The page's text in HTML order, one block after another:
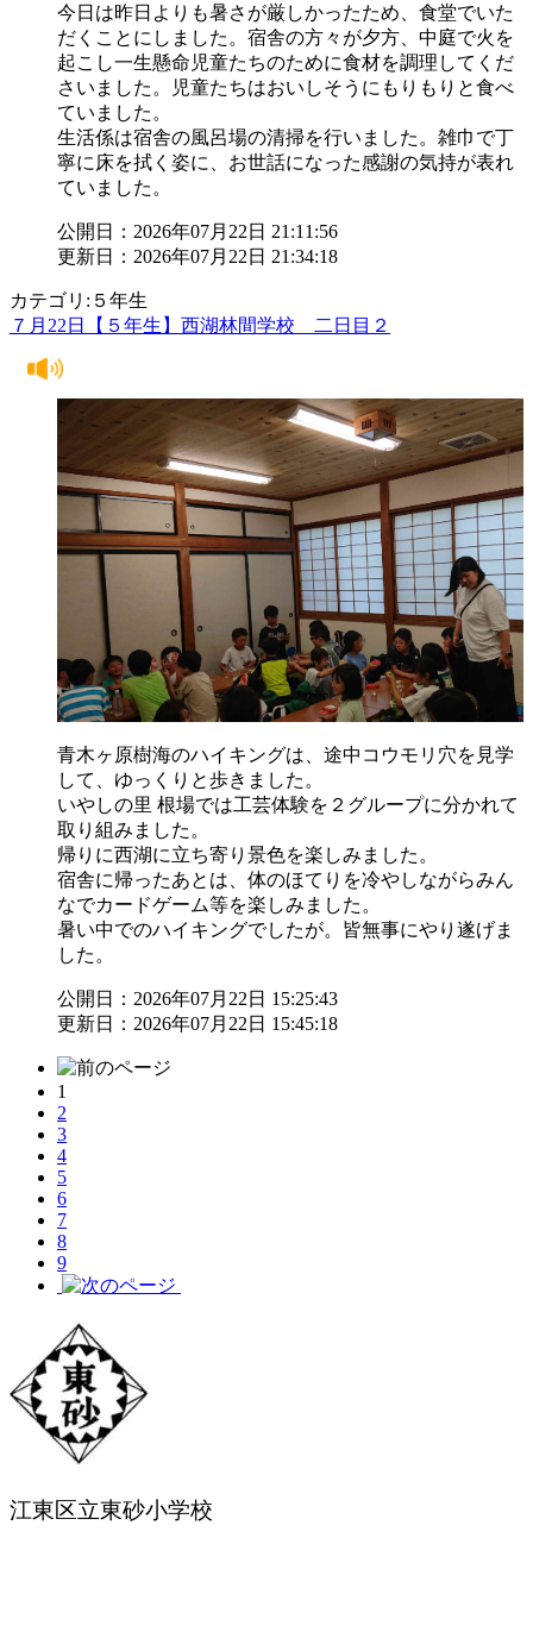
今日は昨日よりも暑さが厳しかったため、食堂でいた
だくことにしました。宿舎の方々が夕方、中庭で火を
起こし一生懸命児童たちのために食材を調理してくだ
さいました。児童たちはおいしそうにもりもりと食べ
ていました。
生活係は宿舎の風呂場の清掃を行いました。雑巾で丁
寧に床を拭く姿に、お世話になった感謝の気持が表れ
ていました。
公開日：2026年07月22日 21:11:56
更新日：2026年07月22日 21:34:18
カテゴリ:５年生
７月22日【５年生】西湖林間学校 二日目２
青木ヶ原樹海のハイキングは、途中コウモリ穴を見学
して、ゆっくりと歩きました。
いやしの里 根場では工芸体験を２グループに分かれて
取り組みました。
帰りに西湖に立ち寄り景色を楽しみました。
宿舎に帰ったあとは、体のほてりを冷やしながらみん
なでカードゲーム等を楽しみました。
暑い中でのハイキングでしたが。皆無事にやり遂げま
した。
公開日：2026年07月22日 15:25:43
更新日：2026年07月22日 15:45:18
1
2
3
4
5
6
7
8
9
江東区立東砂小学校